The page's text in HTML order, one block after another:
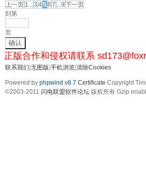
上一页 1...3 456 7 ...9 下一页
到第
页
确认
正版合作和侵权请联系
联系我们 无图版 手机浏览 清除Cookies
Powered by phpwind v8.7 Certificate Copyright
©2003-2011 闪电联盟软件论坛 版权所有 Gzip